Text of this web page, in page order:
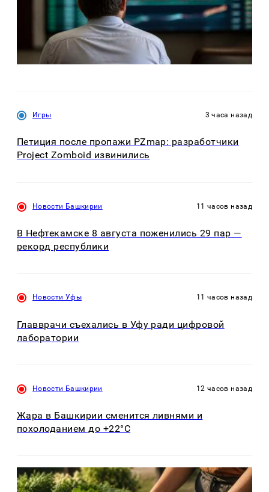
Игры 3 часа назад
Петиция после пропажи PZmap: разработчики
Project Zomboid извинились
Новости Башкирии 11 часов назад
В Нефтекамске 8 августа поженились 29 пар —
рекорд республики
Новости Уфы 11 часов назад
Главврачи съехались в Уфу ради цифровой
лаборатории
Новости Башкирии 12 часов назад
Жара в Башкирии сменится ливнями и
похолоданием до +22°C